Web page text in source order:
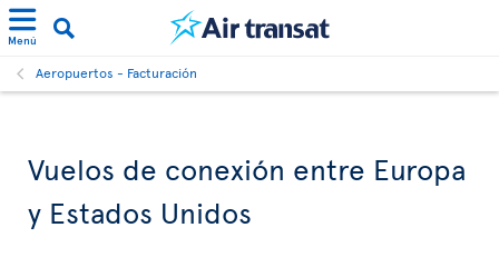
Menú
Aeropuertos - Facturación
Vuelos de conexión entre Europa
y Estados Unidos